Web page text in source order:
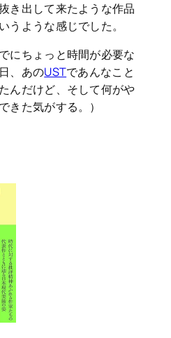
き出して来たような作品
うような感じでした。
にちょっと時間が必要な
、あのUSTであんなこと
んだけど、そして何がや
きた気がする。）